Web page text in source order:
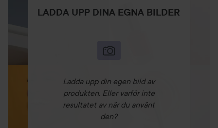
LADDA UPP DINA EGNA BILDER
Ladda upp din egen bild av
produkten. Eller varför inte
resultatet av när du använt
den?